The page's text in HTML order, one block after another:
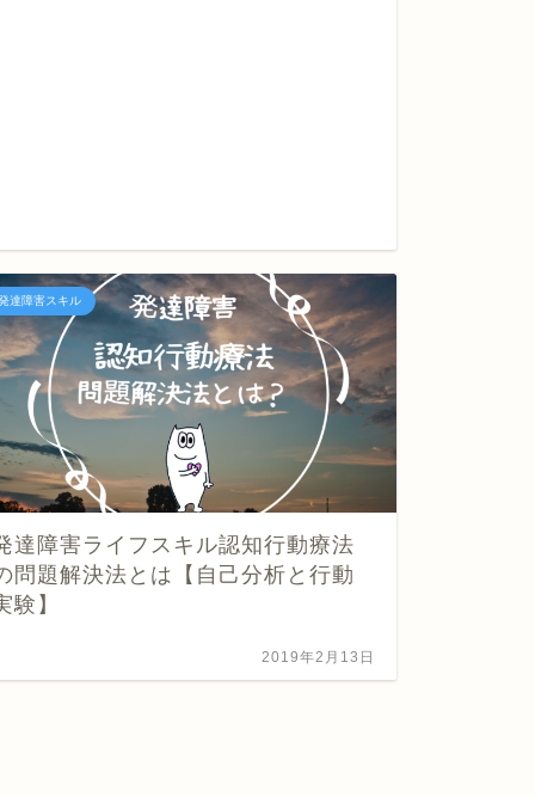
達障害スキル
達障害ライフスキル認知行動療法
問題解決法とは【自己分析と行動
験】
2019年2月13日